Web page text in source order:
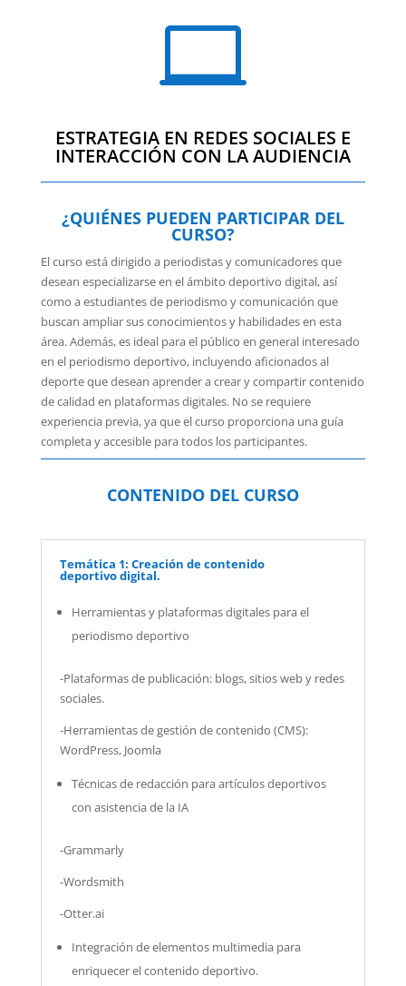

ESTRATEGIA EN REDES SOCIALES E
INTERACCIÓN CON LA AUDIENCIA
¿QUIÉNES PUEDEN PARTICIPAR DEL
CURSO?
El curso está dirigido a periodistas y comunicadores que
desean especializarse en el ámbito deportivo digital, así
como a estudiantes de periodismo y comunicación que
buscan ampliar sus conocimientos y habilidades en esta
área. Además, es ideal para el público en general interesado
en el periodismo deportivo, incluyendo aficionados al
deporte que desean aprender a crear y compartir contenido
de calidad en plataformas digitales. No se requiere
experiencia previa, ya que el curso proporciona una guía
completa y accesible para todos los participantes.
CONTENIDO DEL CURSO
Temática 1: Creación de contenido
deportivo digital.
Herramientas y plataformas digitales para el
periodismo deportivo
-Plataformas de publicación: blogs, sitios web y redes
sociales.
-Herramientas de gestión de contenido (CMS):
WordPress, Joomla
Técnicas de redacción para artículos deportivos
con asistencia de la IA
-Grammarly
-Wordsmith
-Otter.ai
Integración de elementos multimedia para
enriquecer el contenido deportivo.